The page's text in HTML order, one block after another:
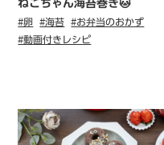
ねこちゃん海苔巻き🐱
#卵 #海苔
#お弁当のおかず
#動画付きレシピ